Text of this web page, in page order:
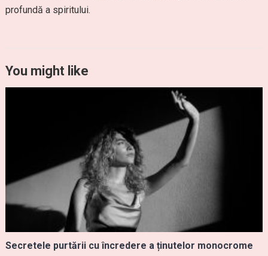
profundă a spiritului.
You might like
Secretele purtării cu încredere a ținutelor monocrome